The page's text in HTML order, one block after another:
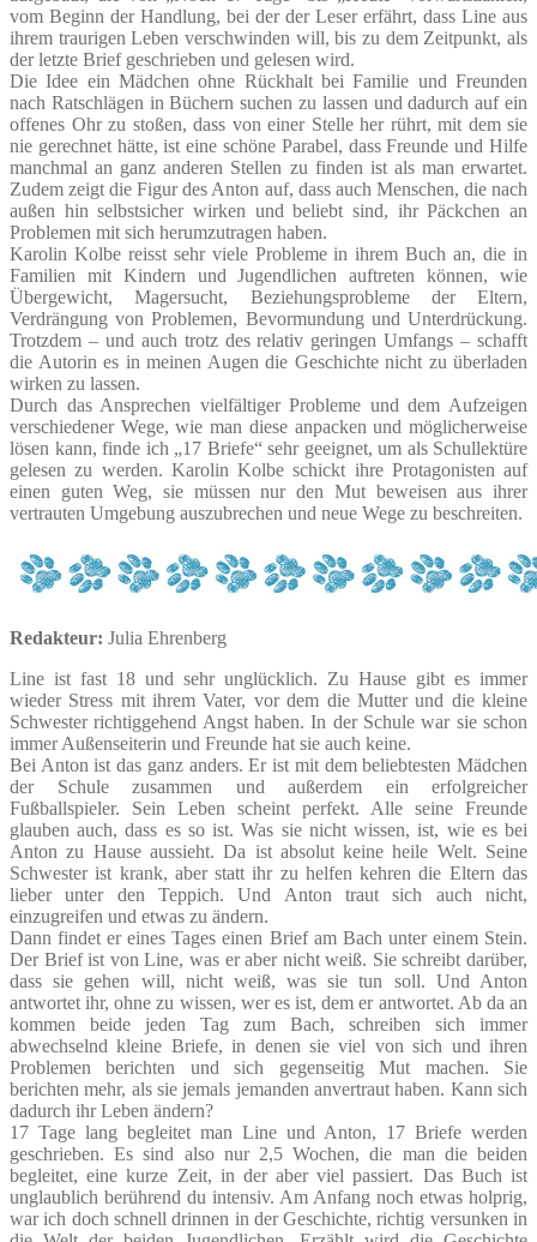
vom Beginn der Handlung, bei der der Leser erfährt, dass Line aus
ihrem traurigen Leben verschwinden will, bis zu dem Zeitpunkt, als
der letzte Brief geschrieben und gelesen wird.
Die Idee ein Mädchen ohne Rückhalt bei Familie und Freunden
nach Ratschlägen in Büchern suchen zu lassen und dadurch auf ein
offenes Ohr zu stoßen, dass von einer Stelle her rührt, mit dem sie
nie gerechnet hätte, ist eine schöne Parabel, dass Freunde und Hilfe
manchmal an ganz anderen Stellen zu finden ist als man erwartet.
Zudem zeigt die Figur des Anton auf, dass auch Menschen, die nach
außen hin selbstsicher wirken und beliebt sind, ihr Päckchen an
Problemen mit sich herumzutragen haben.
Karolin Kolbe reisst sehr viele Probleme in ihrem Buch an, die in
Familien mit Kindern und Jugendlichen auftreten können, wie
Übergewicht, Magersucht, Beziehungsprobleme der Eltern,
Verdrängung von Problemen, Bevormundung und Unterdrückung.
Trotzdem – und auch trotz des relativ geringen Umfangs – schafft
die Autorin es in meinen Augen die Geschichte nicht zu überladen
wirken zu lassen.
Durch das Ansprechen vielfältiger Probleme und dem Aufzeigen
verschiedener Wege, wie man diese anpacken und möglicherweise
lösen kann, finde ich „17 Briefe“ sehr geeignet, um als Schullektüre
gelesen zu werden. Karolin Kolbe schickt ihre Protagonisten auf
einen guten Weg, sie müssen nur den Mut beweisen aus ihrer
vertrauten Umgebung auszubrechen und neue Wege zu beschreiten.
Redakteur: Julia Ehrenberg
Line ist fast 18 und sehr unglücklich. Zu Hause gibt es immer
wieder Stress mit ihrem Vater, vor dem die Mutter und die kleine
Schwester richtiggehend Angst haben. In der Schule war sie schon
immer Außenseiterin und Freunde hat sie auch keine.
Bei Anton ist das ganz anders. Er ist mit dem beliebtesten Mädchen
der Schule zusammen und außerdem ein erfolgreicher
Fußballspieler. Sein Leben scheint perfekt. Alle seine Freunde
glauben auch, dass es so ist. Was sie nicht wissen, ist, wie es bei
Anton zu Hause aussieht. Da ist absolut keine heile Welt. Seine
Schwester ist krank, aber statt ihr zu helfen kehren die Eltern das
lieber unter den Teppich. Und Anton traut sich auch nicht,
einzugreifen und etwas zu ändern.
Dann findet er eines Tages einen Brief am Bach unter einem Stein.
Der Brief ist von Line, was er aber nicht weiß. Sie schreibt darüber,
dass sie gehen will, nicht weiß, was sie tun soll. Und Anton
antwortet ihr, ohne zu wissen, wer es ist, dem er antwortet. Ab da an
kommen beide jeden Tag zum Bach, schreiben sich immer
abwechselnd kleine Briefe, in denen sie viel von sich und ihren
Problemen berichten und sich gegenseitig Mut machen. Sie
berichten mehr, als sie jemals jemanden anvertraut haben. Kann sich
dadurch ihr Leben ändern?
17 Tage lang begleitet man Line und Anton, 17 Briefe werden
geschrieben. Es sind also nur 2,5 Wochen, die man die beiden
begleitet, eine kurze Zeit, in der aber viel passiert. Das Buch ist
unglaublich berührend du intensiv. Am Anfang noch etwas holprig,
war ich doch schnell drinnen in der Geschichte, richtig versunken in